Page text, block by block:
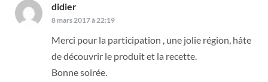
didier
8 mars 2017 à 22:19
Merci pour la participation , une jolie région, hâte
de découvrir le produit et la recette.
Bonne soirée.